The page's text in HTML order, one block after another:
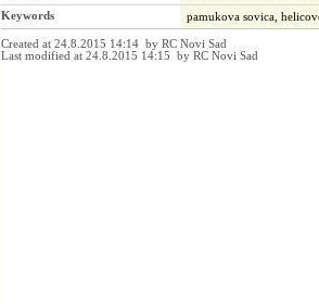
Keywords
pamukova sovica,
Created at 24.8.2015 14:14 by RC Novi Sad
Last modified at 24.8.2015 14:15 by RC Novi Sad